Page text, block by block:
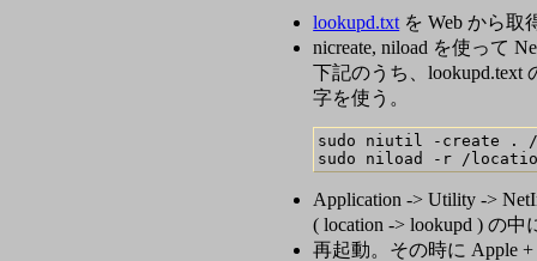
lookupd.txtを Web から取
nicreate, niload を使って
下記のうち、
字を使う。
sudo niutil -create . /
Application -> Utility ->
( location -> lookupd ) の
再起動。その時に Apple